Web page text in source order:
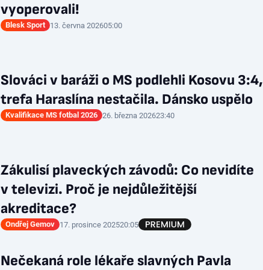
vyoperovali!
Blesk Sport 13. června 202605:00
Slováci v baráži o MS podlehli Kosovu 3:4,
trefa Haraslína nestačila. Dánsko uspělo
Kvalifikace MS fotbal 2026 26. března 202623:40
Zákulisí plaveckých závodů: Co nevidíte
v televizi. Proč je nejdůležitější
akreditace?
Ondřej Gemov 17. prosince 202520:05
Nečekaná role lékaře slavných Pavla